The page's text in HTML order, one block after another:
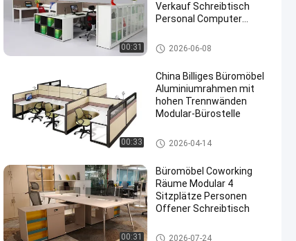
00:31
Verkauf Schreibtisch
Personal Computer
Büroarbeitsplätze
2026-06-08
00:33
China Billiges Büromöbel
Aluminiumrahmen mit
hohen Trennwänden
Modular-Bürostelle
Büroarbeitsplätze
2026-04-14
00:31
Büromöbel Coworking
Räume Modular 4
Sitzplätze Personen
Offener Schreibtisch
Büroarbeitsplätze
2026-07-24